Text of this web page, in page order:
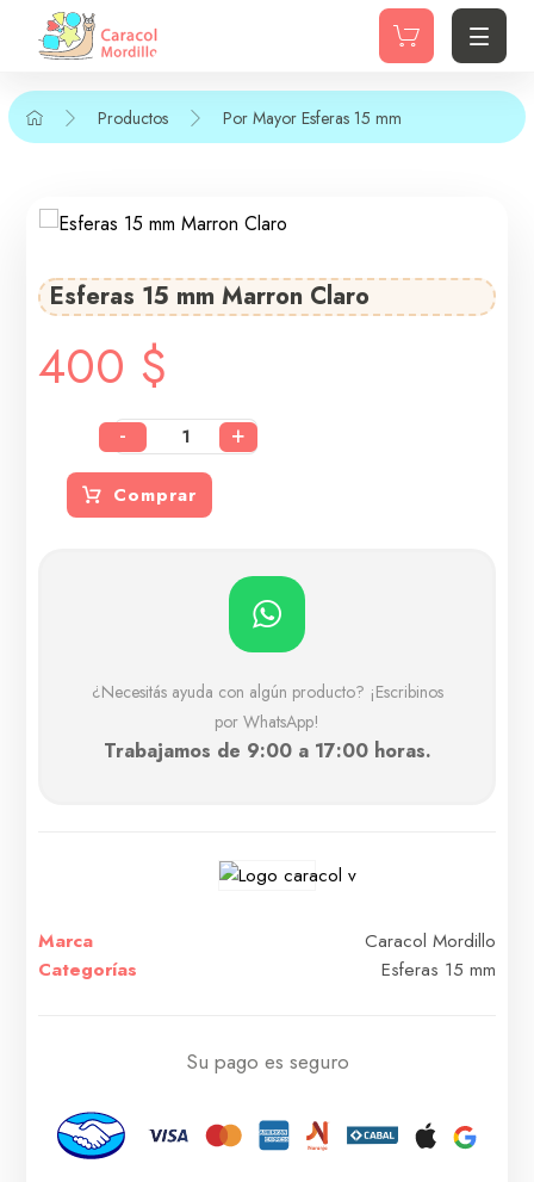
Productos Por Mayor Esferas 15 mm
Esferas 15 mm Marron Claro
400 $
- +
Comprar
¿Necesitás ayuda con algún producto? ¡Escribinos
por WhatsApp!
Trabajamos de 9:00 a 17:00 horas.
Marca
Caracol Mordillo
Categorías
Esferas 15 mm
Su pago es seguro